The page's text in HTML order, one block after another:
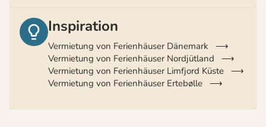
Inspiration
Vermietung von Ferienhäuser Dänemark
Vermietung von Ferienhäuser Nordjütland
Vermietung von Ferienhäuser Limfjord Küste
Vermietung von Ferienhäuser Ertebølle